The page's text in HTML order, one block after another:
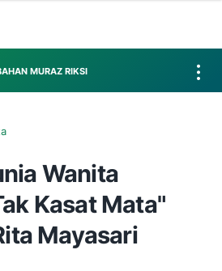
MURAZ RIKSI
Wanita
Kasat Mata"
Mayasari